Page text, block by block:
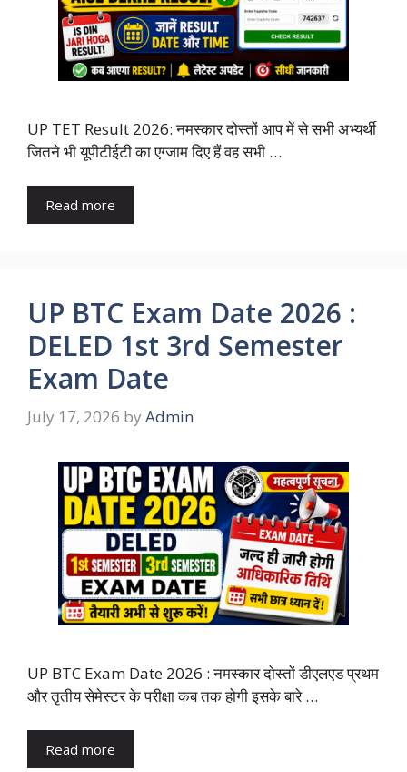
UP TET Result 2026: नमस्कार दोस्तों आप में से सभी अभ्यर्थी
जितने भी यूपीटीईटी का एग्जाम दिए हैं वह सभी …
Read more
UP BTC Exam Date 2026 :
DELED 1st 3rd Semester
Exam Date
July 17, 2026 by Admin
UP BTC Exam Date 2026 : नमस्कार दोस्तों डीएलएड प्रथम
और तृतीय सेमेस्टर के परीक्षा कब तक होगी इसके बारे …
Read more